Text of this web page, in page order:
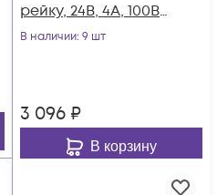
рейку, 24В, 4А, 100Вт
Mean Well
В наличии: 9 шт
3 096 ₽
В корзину